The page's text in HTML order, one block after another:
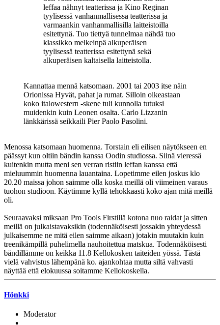
leffaa nähnyt teatterissa ja Kino Reginan
tyylisessä vanhanmallisessa teatterissa ja
varmaankin vanhanmallisilla laitteistoilla
esitettynä. Tuo tiettyä tunnelmaa nähdä tuo
klassikko melkeinpä alkuperäisen
tyylisessä teatterissa esitettynä sekä
alkuperäisen kaltaisella laitteistolla.
Kannattaa mennä katsomaan. 2001 tai 2003 itse näin
Orionissa Hyvät, pahat ja rumat. Silloin oikeastaan
koko italowestern -skene tuli kunnolla tutuksi
muidenkin kuin Leonen osalta. Carlo Lizzanin
länkkärissä seikkaili Pier Paolo Pasolini.
Menossa katsomaan huomenna. Torstain eli eilisen näytökseen en
päässyt kun oltiin bändin kanssa Oodin studiossa. Siinä vieressä
kuitenkin mutta meni sen verran ristiin leffan kanssa että
mieluummin huomenna lauantaina. Lopetimme eilen joskus klo
20.20 maissa johon saimme olla koska meillä oli viimeinen varaus
tuohon studioon. Käytimme kyllä tehokkaasti koko ajan mitä meillä
oli.
Seuraavaksi miksaan Pro Tools Firstillä kotona nuo raidat ja sitten
meillä on julkaistavaksikin (todennäköisesti jossakin yhteydessä
julkaisemme ne mitä eilen saimme aikaan) jotakin muutakin kuin
treenikämpillä puhelimella nauhoitettua matskua. Todennäköisesti
bändillämme on keikka 11.8 Kellokosken taiteiden yössä. Tästä
vielä vahvistus lähempänä ko. ajankohtaa mutta siltä vahvasti
näyttää että elokuussa soitamme Kellokoskella.
Hönkki
Moderator